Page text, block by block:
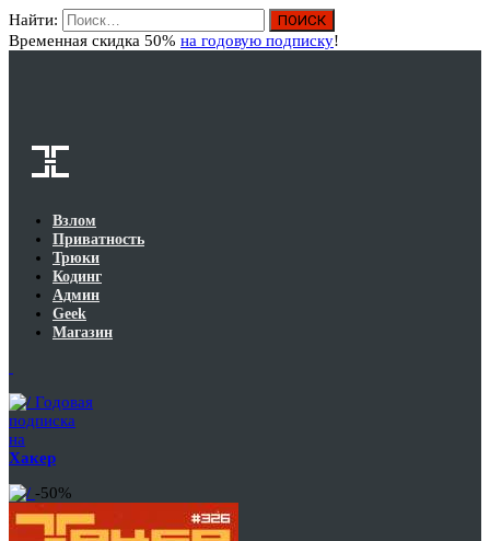
Найти:
Временная скидка 50% на годовую подписку!
Взлом
Приватность
Трюки
Кодинг
Админ
Geek
Магазин
Годовая
подписка
на
Хакер
-50%